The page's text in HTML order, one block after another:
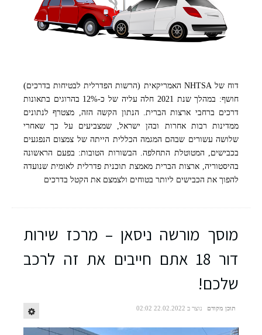
דוח של NHTSA האמריקאית (הרשות הפדרלית לבטיחות בדרכים)
חושף: במהלך שנת 2021 חלה עליה של כ-12% בהרוגים בתאונות
דרכים ברחבי ארצות הברית. הנתון הקשה הזה, מצטרף לנתונים
ממדינות רבות אחרות ובהן ישראל, שמצביעים על כך שאחרי
שלושה עשורים שבהם המגמה הכללית הייתה של צמצום הנפגעים
בכבישים, המטוטלת התחלפה. הבשורות הטובות: בפעם הראשונה
בהיסטוריה, ארצות הברית מאמצת תוכנית פדרלית לאומית שנועדה
להפוך את הכבישים ליותר בטוחים ולצמצם את הקטל בדרכים
מוסך מורשה ניסאן – מרכז שירות
דור 18 אתם חייבים את זה לרכב
שלכם!
תוכן מקודם נוצר ב 22.02.2022 02:02